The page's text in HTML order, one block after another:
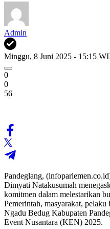
Admin
Minggu, 8 Juni 2025 - 15:15
0
0
56
Pandeglang,
Dimyati Natakusumah
komitmen dalam melestarikan
Pemerintah, masyarakat,
Ngadu Bedug Kabupaten
Event Nusantara (KEN) 2025.